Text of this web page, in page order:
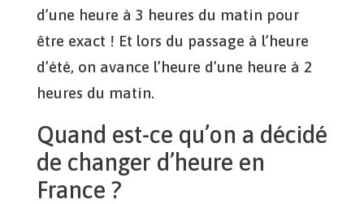
d’une heure à 3 heures du matin pour
être exact ! Et lors du passage à l’heure
d’été, on avance l’heure d’une heure à 2
heures du matin.
Quand est-ce qu’on a décidé
de changer d’heure en
France ?